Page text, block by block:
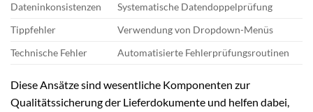
Dateninkonsistenzen
Systematische Datendoppelprüfung
Tippfehler
Verwendung von Dropdown-Menüs
Technische Fehler
Automatisierte Fehlerprüfungsroutinen
Diese Ansätze sind wesentliche Komponenten zur
Qualitätssicherung der Lieferdokumente und helfen dabei,